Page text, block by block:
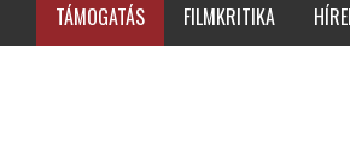
TÁMOGATÁS FILMKRITIKA